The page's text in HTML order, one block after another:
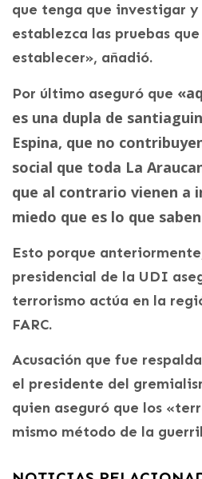
que tenga que investigar
establezca las pruebas
establecer», añadió.
Por último aseguró que
es una dupla de
Espina, que no
social que toda La
que al contrario vienen a
miedo que es lo que
Esto porque
presidencial de la UDI
terrorismo actúa en la
FARC.
Acusación que fue
el presidente del
quien aseguró que los
mismo método de la